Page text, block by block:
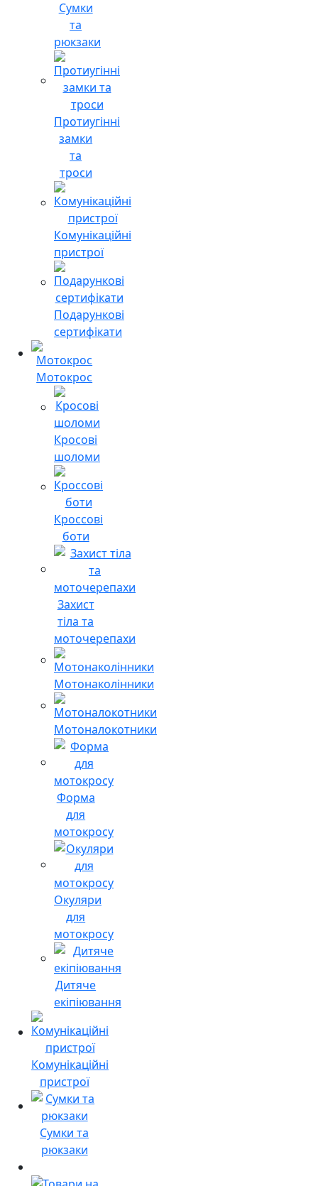
Сумки
та
рюкзаки
Протиугінні
замки
та
троси
Комунікаційні
пристрої
Подарункові
сертифікати
Мотокрос
Кросові
шоломи
Кроссові
боти
Захист
тіла та
моточерепахи
Мотонаколінники
Мотоналокотники
Форма
для
мотокросу
Окуляри
для
мотокросу
Дитяче
екіпіювання
Комунікаційні
пристрої
Сумки та
рюкзаки